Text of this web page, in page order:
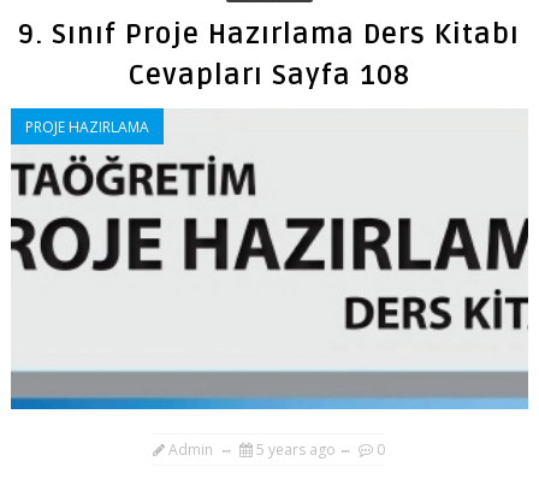
9. Sınıf Proje Hazırlama Ders Kitabı
Cevapları Sayfa 108
PROJE HAZIRLAMA
Admin 5 years ago 0